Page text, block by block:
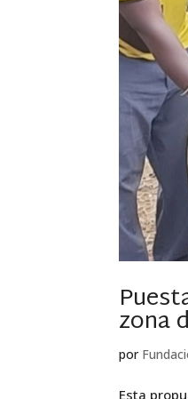
zona
por
Esta